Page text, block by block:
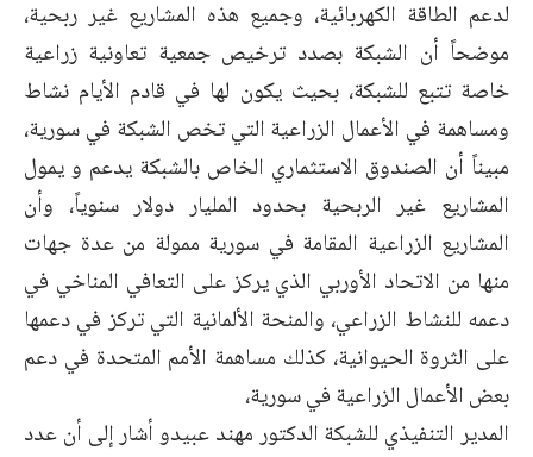
لدعم الطاقة الكهربائية، وجميع هذه المشاريع غير ربحية،
موضحاً أن الشبكة بصدد ترخيص جمعية تعاونية زراعية
خاصة تتبع للشبكة، بحيث يكون لها في قادم الأيام نشاط
ومساهمة في الأعمال الزراعية التي تخص الشبكة في سورية،
مبيناً أن الصندوق الاستثماري الخاص بالشبكة يدعم و يمول
المشاريع غير الربحية بحدود المليار دولار سنوياً، وأن
المشاريع الزراعية المقامة في سورية ممولة من عدة جهات
منها من الاتحاد الأوربي الذي يركز على التعافي المناخي في
دعمه للنشاط الزراعي، والمنحة الألمانية التي تركز في دعمها
على الثروة الحيوانية، كذلك مساهمة الأمم المتحدة في دعم
بعض الأعمال الزراعية في سورية،
المدير التنفيذي للشبكة الدكتور مهند عبيدو أشار إلى أن عدد